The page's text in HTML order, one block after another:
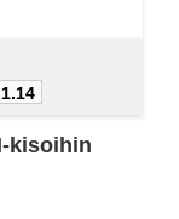
1.14
kisoihin